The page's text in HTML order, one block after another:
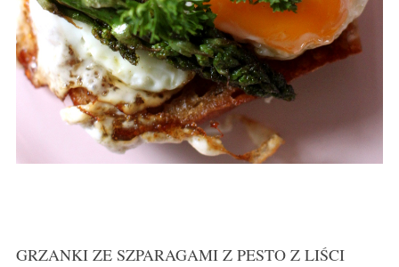
GRZANKI ZE SZPARAGAMI Z PESTO Z LIŚCI